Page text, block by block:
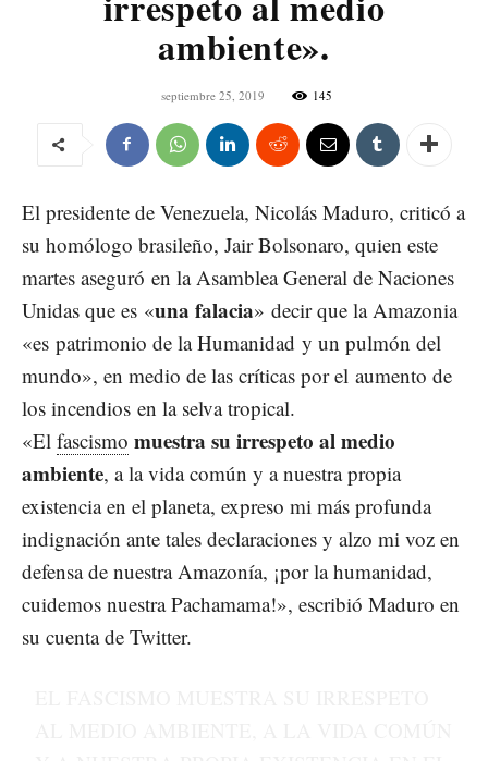
ambiente».
septiembre 25, 2019 145
El presidente de Venezuela, Nicolás Maduro, criticó a
su homólogo brasileño, Jair Bolsonaro, quien este
martes aseguró en la Asamblea General de Naciones
Unidas que es «una falacia» decir que la Amazonia
«es patrimonio de la Humanidad y un pulmón del
mundo», en medio de las críticas por el aumento de
los incendios en la selva tropical.
«El fascismo muestra su irrespeto al medio
ambiente, a la vida común y a nuestra propia
existencia en el planeta, expreso mi más profunda
indignación ante tales declaraciones y alzo mi voz en
defensa de nuestra Amazonía, ¡por la humanidad,
cuidemos nuestra Pachamama!», escribió Maduro en
su cuenta de Twitter.